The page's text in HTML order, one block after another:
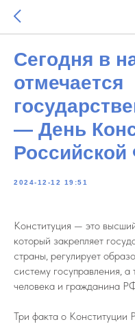
Сегодня в
отмечается
— День
2024-12-12 19:51
Конституция — это
который закрепляет
страны, регулирует
систему госуправления,
человека и гражданина
Три факта о